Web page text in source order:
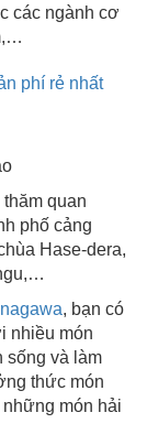
các ngành cơ
phí rẻ nhất
quan
phố cảng
Hase-dera,
, bạn có
nhiều món
sống và làm
thức món
món hải